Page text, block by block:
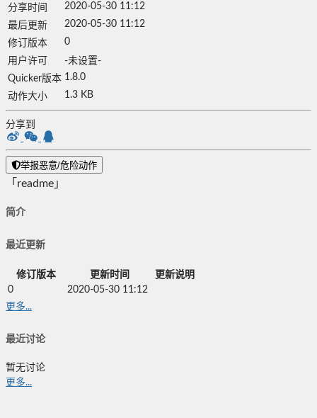
分享时间
2020-05-30 11:12
最后更新
2020-05-30 11:12
修订版本
0
用户许可
-未设置-
Quicker版本 1.8.0
动作大小
1.3 KB
分享到
举报恶意/危险动作
「readme」
简介
最近更新
修订版本 更新时间
更新说明
0
2020-05-30 11:12
更多...
最近讨论
暂无讨论
更多...